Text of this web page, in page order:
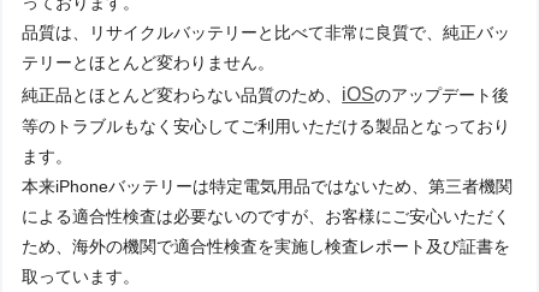
品質は、リサイクルバッテリーと比べて非常に良質で、純正バッ
テリーとほとんど変わりません。
純正品とほとんど変わらない品質のため、 iOSのアップデート後
等のトラブルもなく安心してご利用いただける製品となっており
ます。
本来iPhoneバッテリーは特定電気用品ではないため、第三者機関
による適合性検査は必要ないのですが、お客様にご安心いただく
ため、海外の機関で適合性検査を実施し検査レポート及び証書を
取っています。